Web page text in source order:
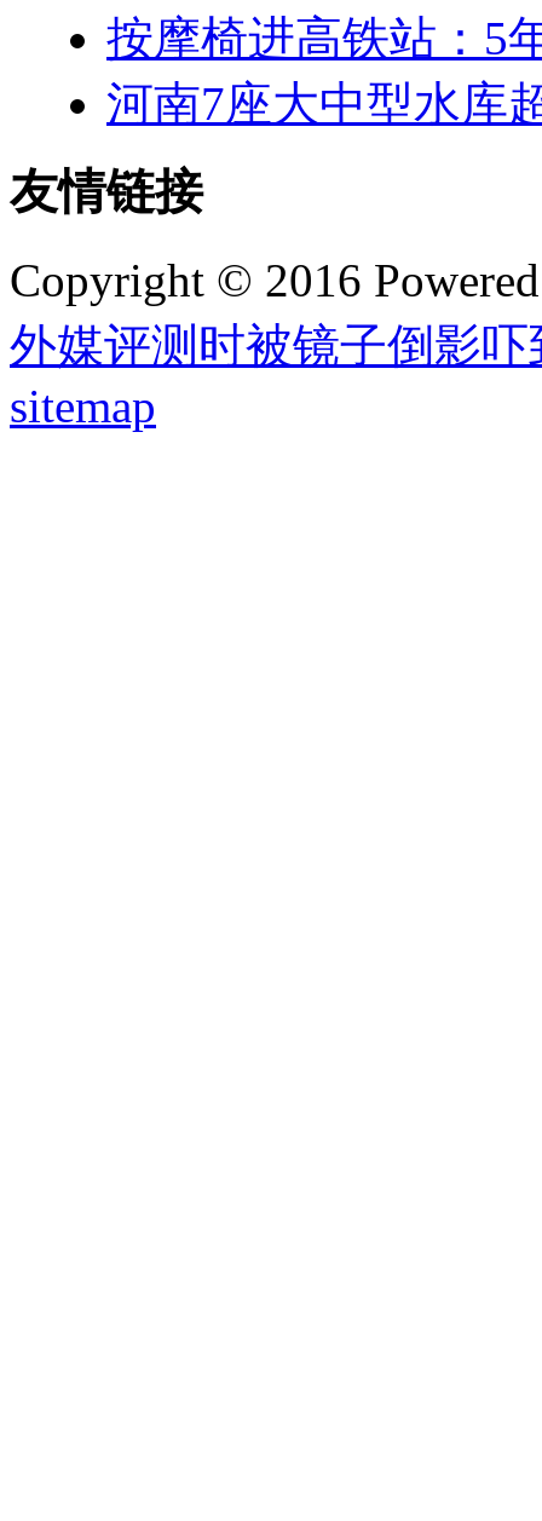
按摩椅进高铁站：5
河南7座大中型水库
友情链接
Copyright © 2016
外媒评测时被镜子倒影吓
sitemap